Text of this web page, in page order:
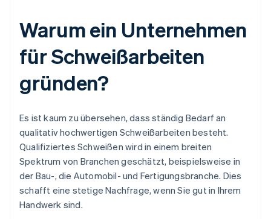
Warum ein Unternehmen
für Schweißarbeiten
gründen?
Es ist kaum zu übersehen, dass ständig Bedarf an
qualitativ hochwertigen Schweißarbeiten besteht.
Qualifiziertes Schweißen wird in einem breiten
Spektrum von Branchen geschätzt, beispielsweise in
der Bau-, die Automobil- und Fertigungsbranche. Dies
schafft eine stetige Nachfrage, wenn Sie gut in Ihrem
Handwerk sind.